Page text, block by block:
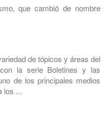
que cambió de nombre
de tópicos y áreas del
la serie Boletines y las
de los principales medios
los ...